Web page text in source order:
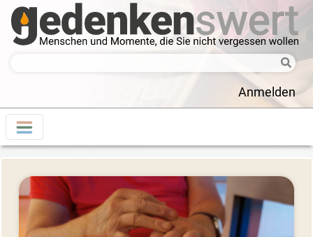
Anmelden